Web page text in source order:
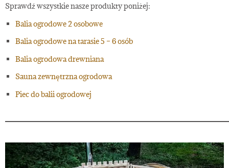
Sprawdź wszystkie nasze produkty poniżej:
Balia ogrodowe 2 osobowe
Balia ogrodowe na tarasie 5 – 6 osób
Balia ogrodowa drewniana
Sauna zewnętrzna ogrodowa
Piec do balii ogrodowej